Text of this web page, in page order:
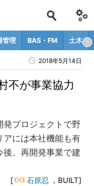
管理 BAS・FM 土木
2018年5月14日
不が事業協力
発プロジェクトで野
アには本社機能も有
、再開発事業で建
[ 石原忍 ，BUILT]